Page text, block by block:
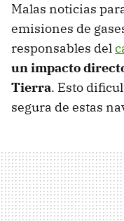
Malas noticias
emisiones de
responsables del
un impacto
Tierra. Esto
segura de estas